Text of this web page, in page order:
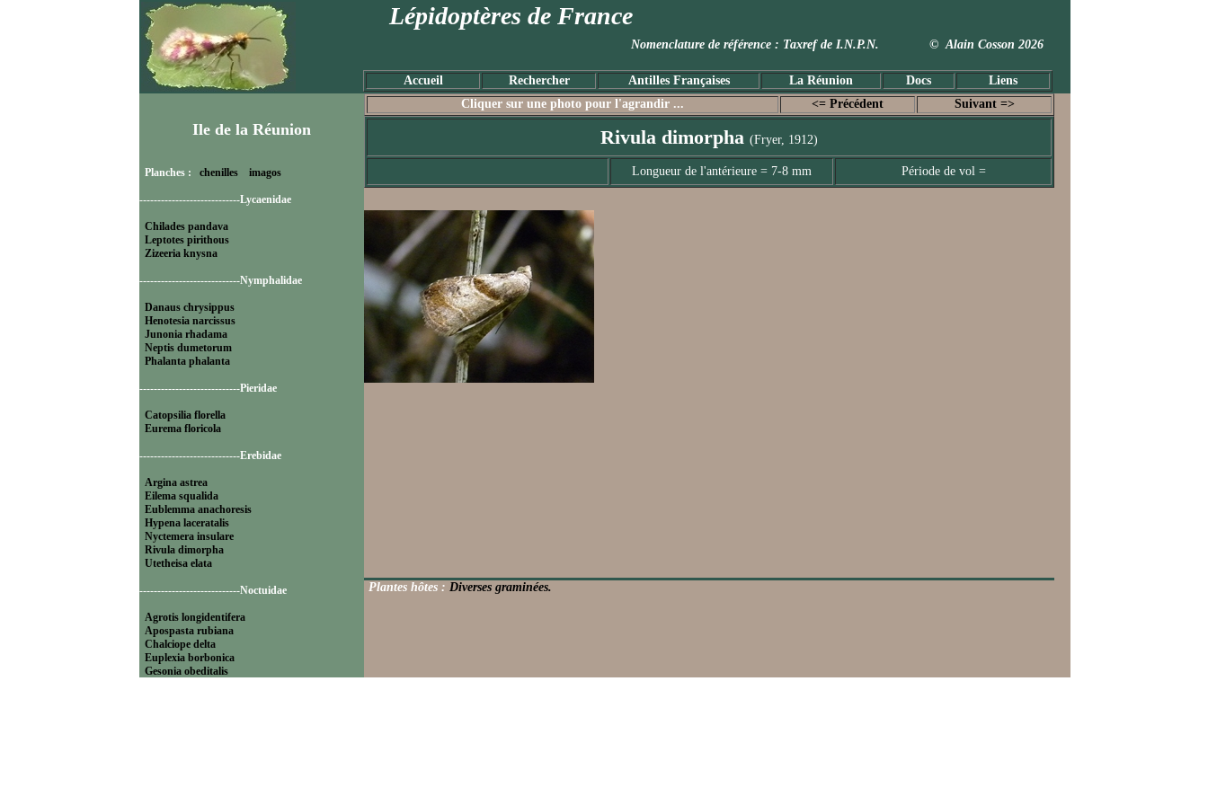
Lépidoptères de France
Nomenclature de référence : Taxref de I.N.P.N. © Alain Cosson 2026
Accueil Rechercher Antilles Françaises La Réunion Docs Liens
Ile de la Réunion
Planches : chenilles imagos
----------------------------Lycaenidae
Chilades pandava
Leptotes pirithous
Zizeeria knysna
----------------------------Nymphalidae
Danaus chrysippus
Henotesia narcissus
Junonia rhadama
Neptis dumetorum
Phalanta phalanta
----------------------------Pieridae
Catopsilia florella
Eurema floricola
----------------------------Erebidae
Argina astrea
Eilema squalida
Eublemma anachoresis
Hypena laceratalis
Nyctemera insulare
Rivula dimorpha
Utetheisa elata
----------------------------Noctuidae
Agrotis longidentifera
Apospasta rubiana
Chalciope delta
Euplexia borbonica
Gesonia obeditalis
Cliquer sur une photo pour l'agrandir ... <= Précédent Suivant =>
Rivula dimorpha (Fryer, 1912)
Longueur de l'antérieure = 7-8 mm Période de vol =
Plantes hôtes : Diverses graminées.